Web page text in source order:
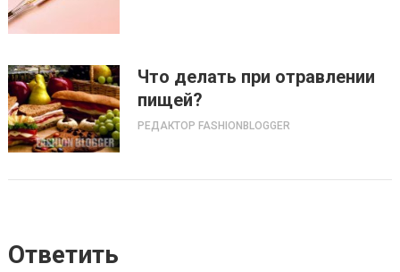
Что делать при отравлении
пищей?
РЕДАКТОР FASHIONBLOGGER
Ответить